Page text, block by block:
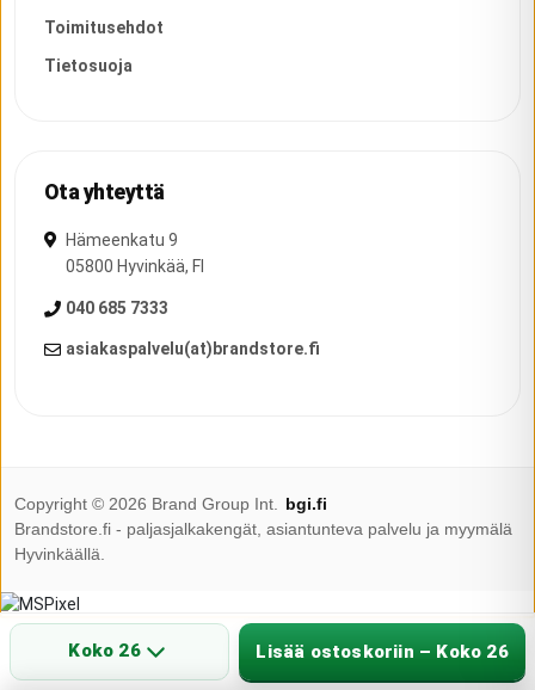
Koko 26 Lisää ostoskoriin – Koko 26
Toimitusehdot
Tietosuoja
Ota yhteyttä
Hämeenkatu 9
05800 Hyvinkää, FI
040 685 7333
asiakaspalvelu(at)brandstore.fi
Copyright © 2026 Brand Group Int.
bgi.fi
Brandstore.fi - paljasjalkakengät, asiantunteva palvelu ja myymälä
Hyvinkäällä.